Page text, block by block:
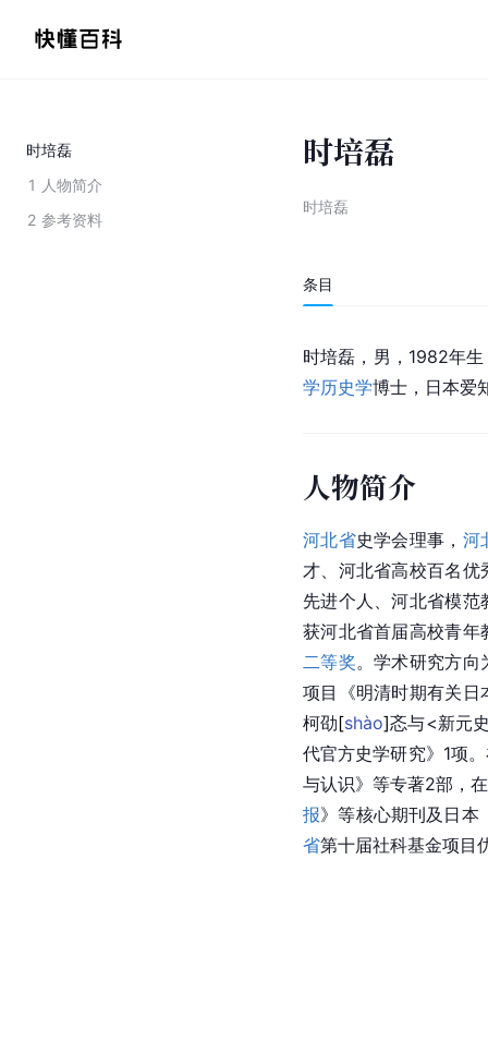
时培磊
1 人物简介
2 参考资料
时培磊
时培磊
条目
时培磊，男，1982年
学历史学博士，日本爱
人物简介
河北省史学会理事， 河
才、河北省高校百名
先进个人、河北省模范
获河北省首届高校青年
二等奖。学术研究方
项目《明清时期有关日
柯劭[shào]忞与<新元
代官方史学研究》1项
与认识》等专著2部，
报》等核心期刊及日本
省第十届社科基金项目